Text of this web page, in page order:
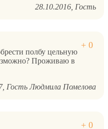
28.10.2016 Гость
полбу цельную
Проживаю в
Гость Людмила Помелова